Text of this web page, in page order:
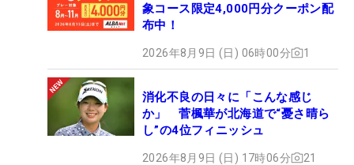
象コース限定4,000円分クーポン配
布中！
2026年8月9日 (日) 06時00分 1
消化不良の日々に「こんな感じ
か」 菅楓華が北海道で“憂さ晴ら
し”の4位フィニッシュ
2026年8月9日 (日) 17時06分 21